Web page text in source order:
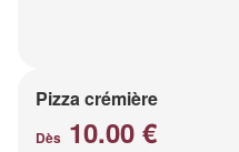
Pizza crémière
Dès 10.00 €